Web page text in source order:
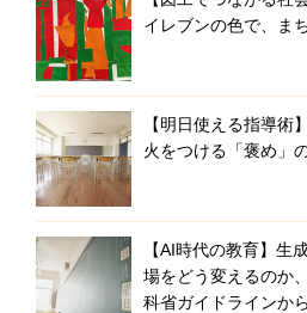
イレブンの色で、ま
【明日使える指導術
火をつける「褒め」
【AI時代の教育】生
場をどう変えるのか
科省ガイドラインか